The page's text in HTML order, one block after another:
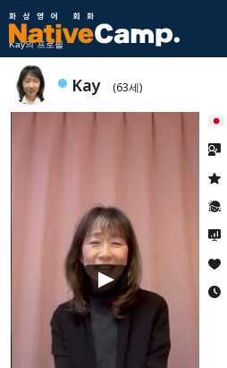
Kay의 프로필
Kay (63세)